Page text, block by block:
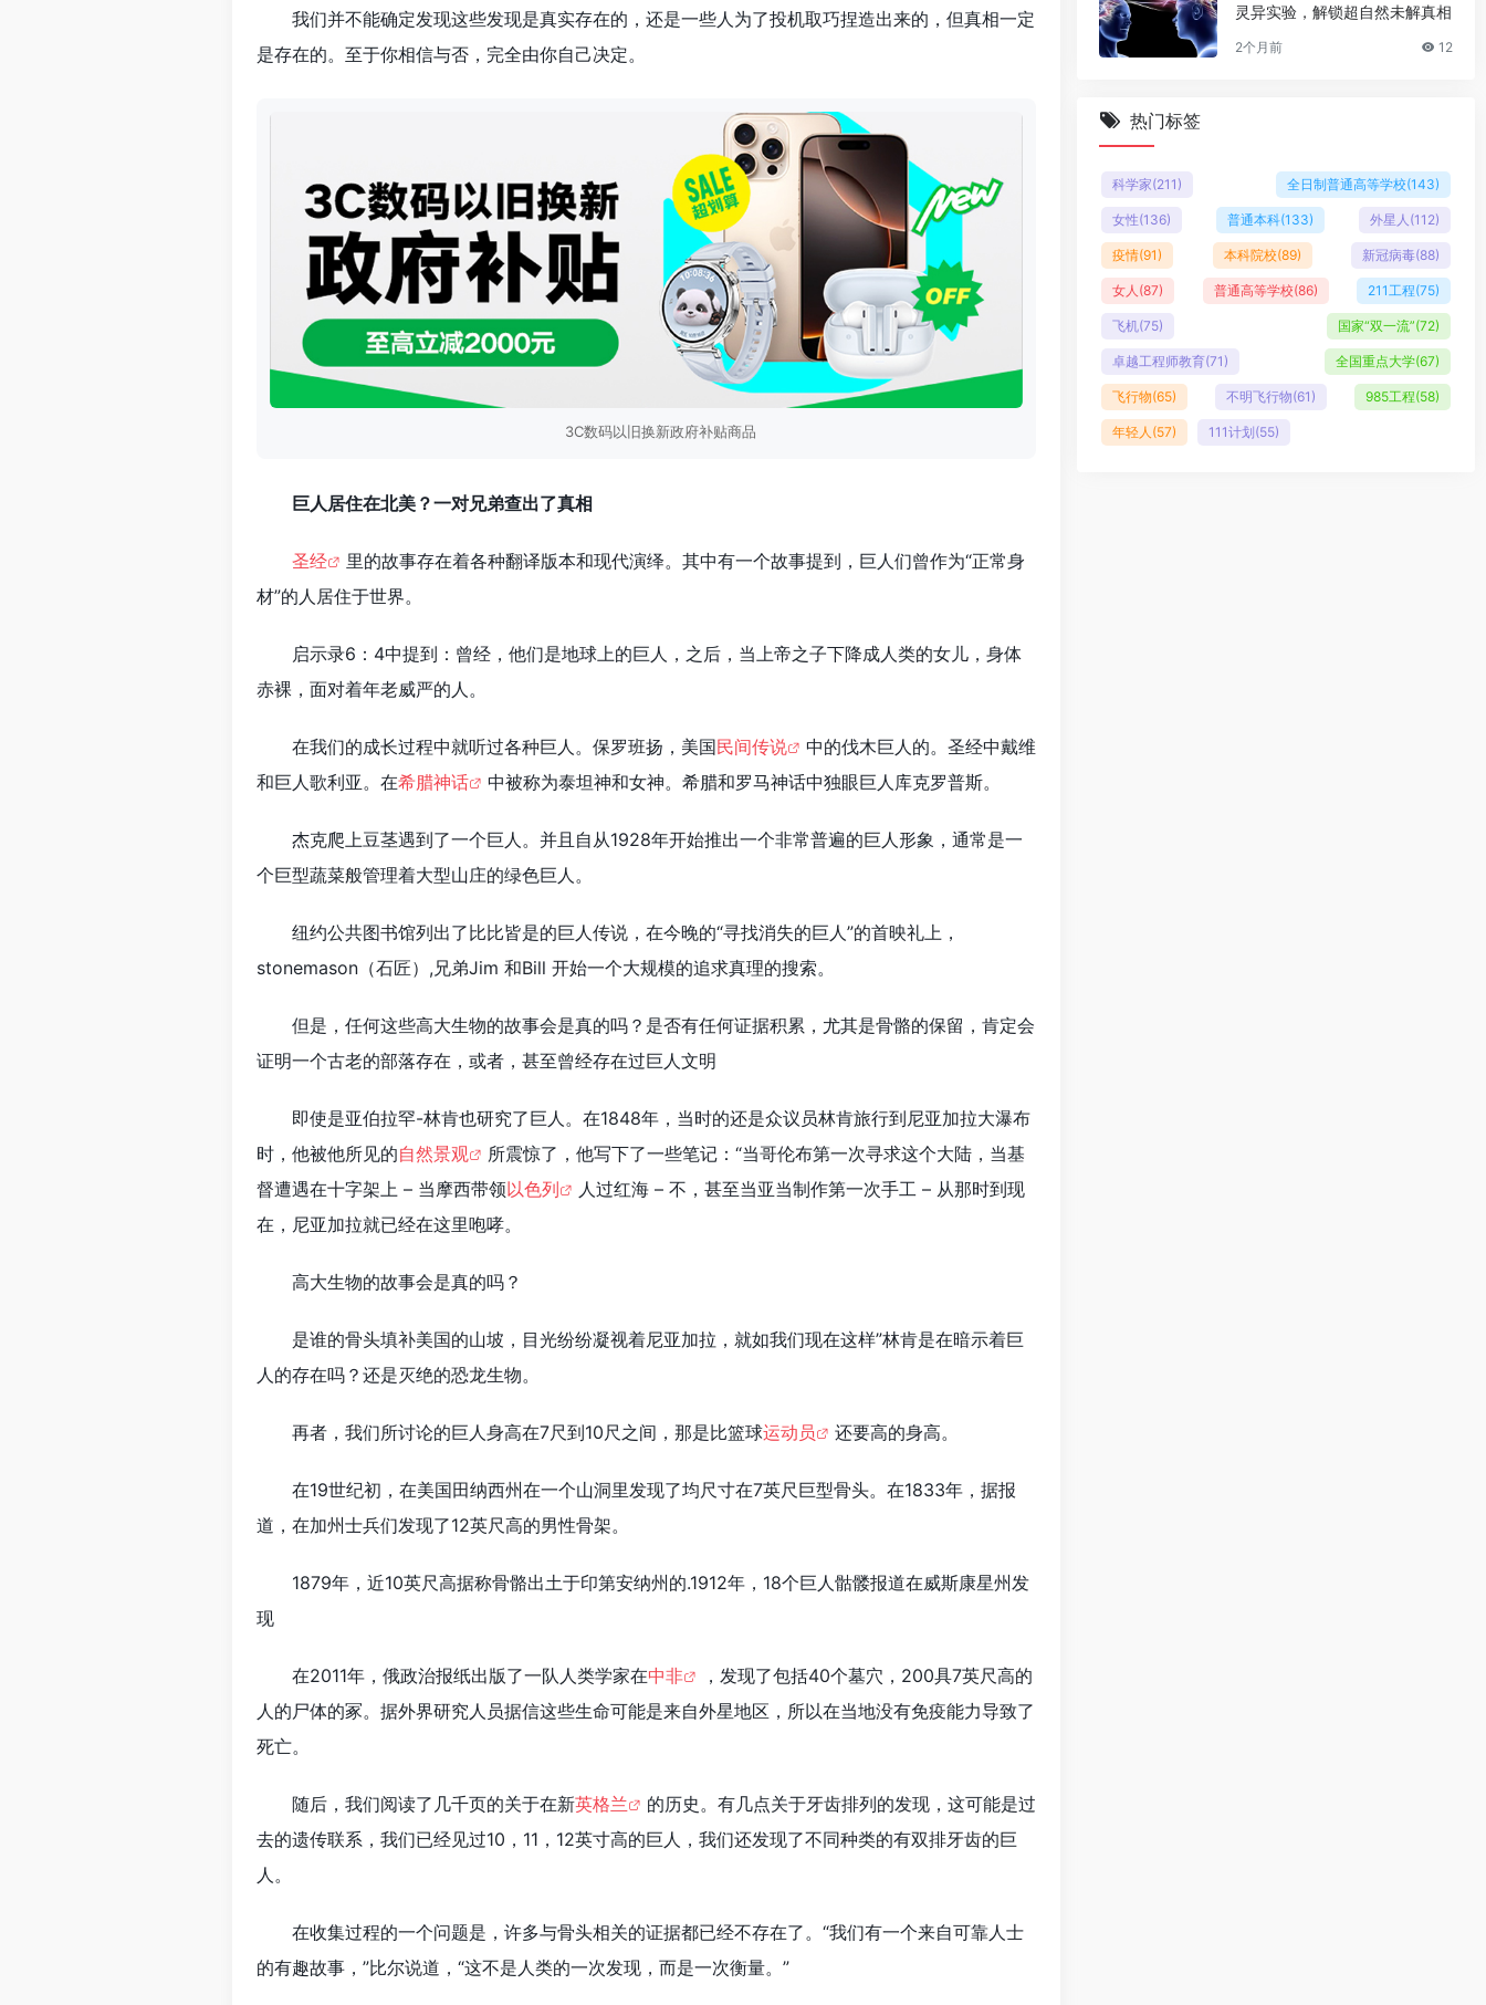
我们并不能确定发现这些发现是真实存在的，还是一些人为了投机取巧捏造出来的，但真相一定
是存在的。至于你相信与否，完全由你自己决定。
3C数码以旧换新政府补贴商品
巨人居住在北美？一对兄弟查出了真相
圣经
里的故事存在着各种翻译版本和现代演绎。其中有一个故事提到，巨人们曾作为“正常身
材”的人居住于世界。
启示录6：4中提到：曾经，他们是地球上的巨人，之后，当上帝之子下降成人类的女儿，身体
赤裸，面对着年老威严的人。
在我们的成长过程中就听过各种巨人。保罗班扬，美国民间传说
中的伐木巨人的。圣经中戴维
和巨人歌利亚。在希腊神话 中被称为泰坦神和女神。希腊和罗马神话中独眼巨人库克罗普斯。
杰克爬上豆茎遇到了一个巨人。并且自从1928年开始推出一个非常普遍的巨人形象，通常是一
个巨型蔬菜般管理着大型山庄的绿色巨人。
纽约公共图书馆列出了比比皆是的巨人传说，在今晚的“寻找消失的巨人”的首映礼上，
stonemason（石匠）,兄弟Jim 和Bill 开始一个大规模的追求真理的搜索。
但是，任何这些高大生物的故事会是真的吗？是否有任何证据积累，尤其是骨骼的保留，肯定会
证明一个古老的部落存在，或者，甚至曾经存在过巨人文明
即使是亚伯拉罕-林肯也研究了巨人。在1848年，当时的还是众议员林肯旅行到尼亚加拉大瀑布
时，他被他所见的自然景观
所震惊了，他写下了一些笔记：“当哥伦布第一次寻求这个大陆，当基
督遭遇在十字架上 – 当摩西带领以色列
人过红海 – 不，甚至当亚当制作第一次手工 – 从那时到现
在，尼亚加拉就已经在这里咆哮。
高大生物的故事会是真的吗？
是谁的骨头填补美国的山坡，目光纷纷凝视着尼亚加拉，就如我们现在这样”林肯是在暗示着巨
人的存在吗？还是灭绝的恐龙生物。
再者，我们所讨论的巨人身高在7尺到10尺之间，那是比篮球运动员 还要高的身高。
在19世纪初，在美国田纳西州在一个山洞里发现了均尺寸在7英尺巨型骨头。在1833年，据报
道，在加州士兵们发现了12英尺高的男性骨架。
1879年，近10英尺高据称骨骼出土于印第安纳州的.1912年，18个巨人骷髅报道在威斯康星州发
现
在2011年，俄政治报纸出版了一队人类学家在中非
，发现了包括40个墓穴，200具7英尺高的
人的尸体的冢。据外界研究人员据信这些生命可能是来自外星地区，所以在当地没有免疫能力导致了
死亡。
随后，我们阅读了几千页的关于在新英格兰
的历史。有几点关于牙齿排列的发现，这可能是过
去的遗传联系，我们已经见过10，11，12英寸高的巨人，我们还发现了不同种类的有双排牙齿的巨
人。
在收集过程的一个问题是，许多与骨头相关的证据都已经不存在了。“我们有一个来自可靠人士
的有趣故事，”比尔说道，“这不是人类的一次发现，而是一次衡量。”
灵异实验，解锁超自然未解真相
2个月前 12
热门标签
科学家(211) 全日制普通高等学校(143)
女性(136) 普通本科(133) 外星人 (112)
疫情(91) 本科院校(89) 新冠病毒(88)
女人 (87) 普通高等学校(86) 211工程(75)
飞机(75) 国家“双一流”(72)
卓越工程师教育(71) 全国重点大学(67)
飞行物(65) 不明飞行物(61) 985工程(58)
年轻人 (57) 111计划(55)